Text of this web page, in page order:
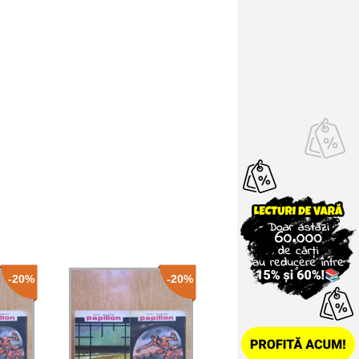
-20% -20%